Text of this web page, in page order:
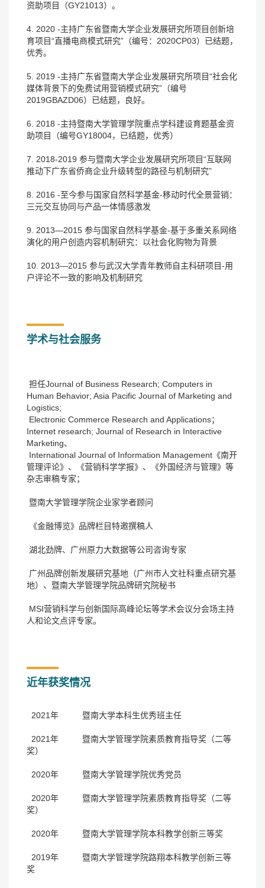
资助项目（GY21013）。
4. 2020 -主持广东省暨南大学企业发展研究所项目创新培
育项目“直播电商模式研究”（编号：2020CP03）已结题，
优秀。
5. 2019 -主持广东省暨南大学企业发展研究所项目“社会化
媒体背景下的免费试用营销模式研究”（编号
2019GBAZD06）已结题，良好。
6. 2018 -主持暨南大学管理学院重点学科建设育题基金资
助项目（编号GY18004，已结题，优秀）
7. 2018-2019 参与暨南大学企业发展研究所项目“互联网
推动下广东省侨商企业升级转型的路径与机制研究”
8. 2016 -至今参与国家自然科学基金-移动时代全景营销：
三元交互协同与产品一体情感激发
9. 2013—2015 参与国家自然科学基金-基于多重关系网络
演化的用户创造内容机制研究：以社会化购物为背景
10. 2013—2015 参与武汉大学青年教师自主科研项目-用
户评论不一致的影响及机制研究
学术与社会服务
担任Journal of Business Research; Computers in
Human Behavior; Asia Pacific Journal of Marketing and
Logistics;
Electronic Commerce Research and Applications；
Internet research; Journal of Research in Interactive
Marketing、
International Journal of Information Management《南开
管理评论》、《营销科学学报》、《外国经济与管理》等
杂志审稿专家；
暨南大学管理学院企业家学者顾问
《金融博览》品牌栏目特邀撰稿人
湖北劲牌、广州原力大数据等公司咨询专家
广州品牌创新发展研究基地（广州市人文社科重点研究基
地）、暨南大学管理学院品牌研究院秘书
MSI营销科学与创新国际高峰论坛等学术会议分会场主持
人和论文点评专家。
近年获奖情况
2021年 暨南大学本科生优秀班主任
2021年 暨南大学管理学院素质教育指导奖（二等
奖）
2020年 暨南大学管理学院优秀党员
2020年 暨南大学管理学院素质教育指导奖（二等
奖）
2020年 暨南大学管理学院本科教学创新三等奖
2019年 暨南大学管理学院路翔本科教学创新三等
奖